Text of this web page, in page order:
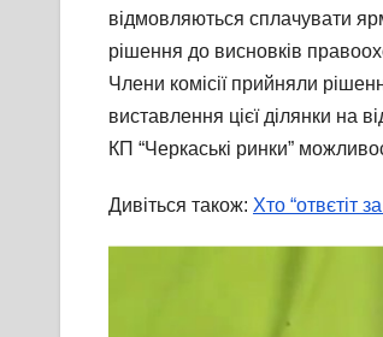
відмовляються сплачувати
рішення до висновків
Члени комісії прийняли
виставлення цієї ділянки на
КП “Черкаські ринки”
Дивіться також: Хто “отвєтіт